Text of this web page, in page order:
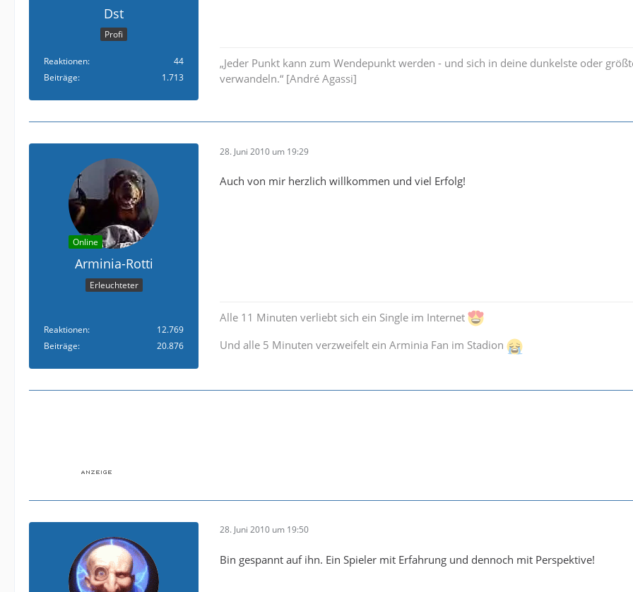
Dst
Profi
Reaktionen
44
Beiträge
1.713
„Jeder Punkt kann zum Wendepunkt werden - und sich in deine dunkelste oder
verwandeln.“ [André Agassi]
Online
Arminia-Rotti
Erleuchteter
Reaktionen
12.769
Beiträge
20.876
28. Juni 2010 um 19:29
Auch von mir herzlich willkommen und viel Erfolg!
Alle 11 Minuten verliebt sich ein Single im Internet
Und alle 5 Minuten verzweifelt ein Arminia Fan im Stadion
28. Juni 2010 um 19:50
Bin gespannt auf ihn. Ein Spieler mit Erfahrung und dennoch mit Perspektive!